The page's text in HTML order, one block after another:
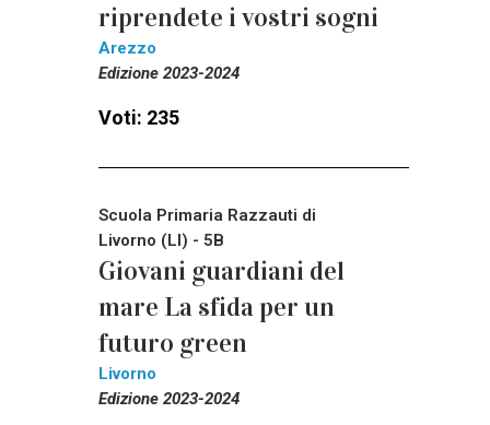
riprendete i vostri sogni
Arezzo
Edizione 2023-2024
Voti: 235
Scuola Primaria Razzauti di
Livorno (LI) - 5B
Giovani guardiani del
mare La sfida per un
futuro green
Livorno
Edizione 2023-2024